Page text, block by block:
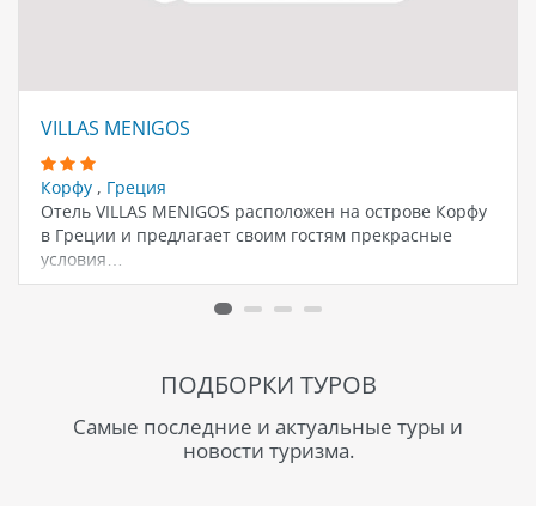
VILLAS MENIGOS
Корфу , Греция
Отель VILLAS MENIGOS расположен на острове Корфу
в Греции и предлагает своим гостям прекрасные
условия…
ПОДБОРКИ ТУРОВ
Самые последние и актуальные туры и
новости туризма.